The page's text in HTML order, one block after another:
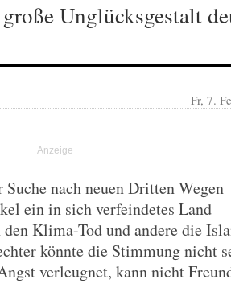
Unglücksgestalt
Fr, 7.
nach neuen Dritten Wegen
ein in sich verfeindetes Land
Klima-Tod und andere die
könnte die Stimmung nicht
verleugnet, kann nicht